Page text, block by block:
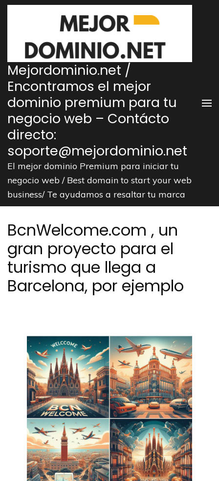
Saltar
(presiona
tecla
Intro)
Mejordominio.net /
Encontramos el mejor
dominio premium para tu
negocio web – Contácto
directo:
soporte@mejordominio.net
El mejor dominio Premium para iniciar tu
negocio web / Best domain to start your web
business/ Te ayudamos a resaltar tu marca
BcnWelcome.com , un
gran proyecto para el
turismo que llega a
Barcelona, por ejemplo